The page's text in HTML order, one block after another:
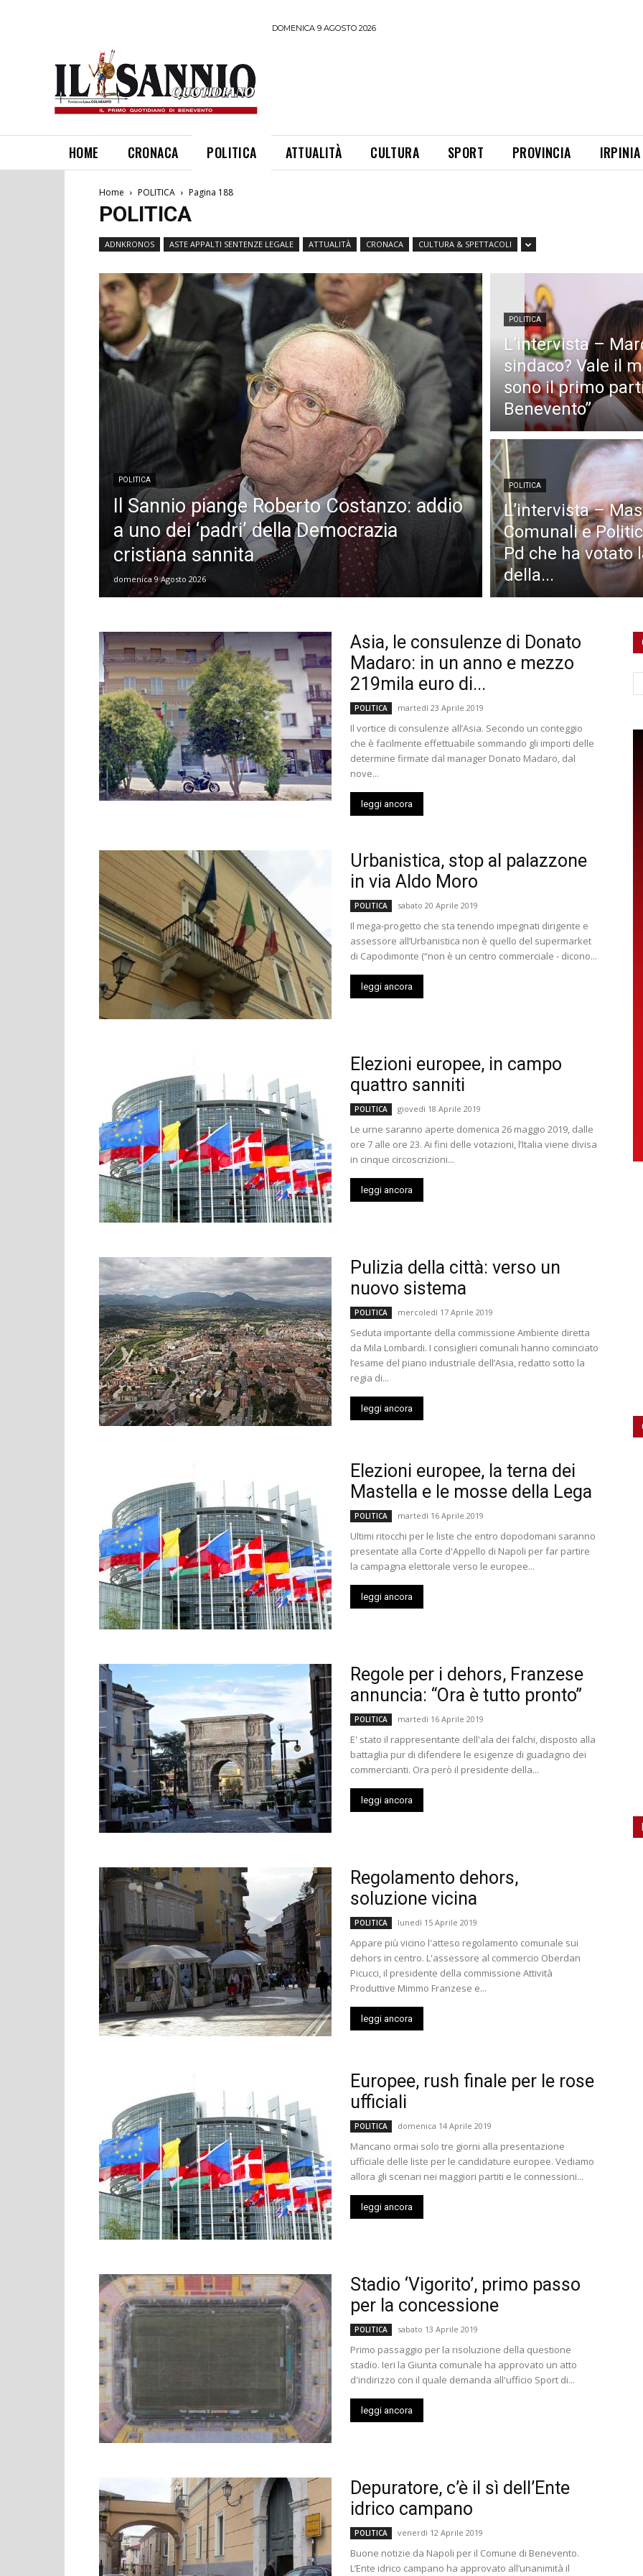
DOMENICA 9 AGOSTO 2026
HOME CRONACA POLITICA ATTUALITÀ CULTURA SPORT PROVINCIA IRPINIA
Home POLITICA Pagina 188
POLITICA
ADNKRONOS ASTE APPALTI SENTENZE LEGALE ATTUALITÀ CRONACA CULTURA & SPETTACOLI
POLITICA
Il Sannio piange Roberto Costanzo: addio
a uno dei ‘padri’ della Democrazia
cristiana sannita
domenica 9 Agosto 2026
POLITICA
L’intervista –
sindaco? Vale il
sono il primo
Benevento”
POLITICA
L’intervista –
Comunali e
Pd che ha votato
della...
Asia, le consulenze di Donato
Madaro: in un anno e mezzo
219mila euro di...
POLITICA martedì 23 Aprile 2019
Il vortice di consulenze all’Asia. Secondo un conteggio
che è facilmente effettuabile sommando gli importi delle
determine firmate dal manager Donato Madaro, dal
nove...
leggi ancora
Urbanistica, stop al palazzone
in via Aldo Moro
POLITICA sabato 20 Aprile 2019
Il mega-progetto che sta tenendo impegnati dirigente e
assessore all’Urbanistica non è quello del supermarket
di Capodimonte (“non è un centro commerciale - dicono...
leggi ancora
Elezioni europee, in campo
quattro sanniti
POLITICA giovedì 18 Aprile 2019
Le urne saranno aperte domenica 26 maggio 2019, dalle
ore 7 alle ore 23. Ai fini delle votazioni, l’Italia viene divisa
in cinque circoscrizioni...
leggi ancora
Pulizia della città: verso un
nuovo sistema
POLITICA mercoledì 17 Aprile 2019
Seduta importante della commissione Ambiente diretta
da Mila Lombardi. I consiglieri comunali hanno cominciato
l’esame del piano industriale dell’Asia, redatto sotto la
regia di...
leggi ancora
Elezioni europee, la terna dei
Mastella e le mosse della Lega
POLITICA martedì 16 Aprile 2019
Ultimi ritocchi per le liste che entro dopodomani saranno
presentate alla Corte d'Appello di Napoli per far partire
la campagna elettorale verso le europee...
leggi ancora
Regole per i dehors, Franzese
annuncia: “Ora è tutto pronto”
POLITICA martedì 16 Aprile 2019
E' stato il rappresentante dell'ala dei falchi, disposto alla
battaglia pur di difendere le esigenze di guadagno dei
commercianti. Ora però il presidente della...
leggi ancora
Regolamento dehors,
soluzione vicina
POLITICA lunedì 15 Aprile 2019
Appare più vicino l'atteso regolamento comunale sui
dehors in centro. L'assessore al commercio Oberdan
Picucci, il presidente della commissione Attività
Produttive Mimmo Franzese e...
leggi ancora
Europee, rush finale per le rose
ufficiali
POLITICA domenica 14 Aprile 2019
Mancano ormai solo tre giorni alla presentazione
ufficiale delle liste per le candidature europee. Vediamo
allora gli scenari nei maggiori partiti e le connessioni...
leggi ancora
Stadio ‘Vigorito’, primo passo
per la concessione
POLITICA sabato 13 Aprile 2019
Primo passaggio per la risoluzione della questione
stadio. Ieri la Giunta comunale ha approvato un atto
d'indirizzo con il quale demanda all'ufficio Sport di...
leggi ancora
Depuratore, c’è il sì dell’Ente
idrico campano
POLITICA venerdì 12 Aprile 2019
Buone notizie da Napoli per il Comune di Benevento.
L’Ente idrico campano ha approvato all’unanimità il